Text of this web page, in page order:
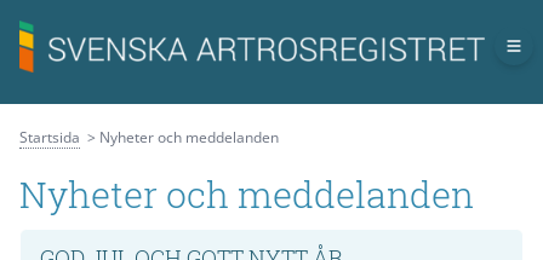
Startsida Nyheter och meddelanden
Nyheter och meddelanden